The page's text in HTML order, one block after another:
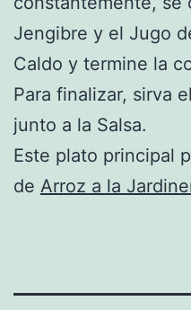
Jengibre y el Jugo
Caldo y termine la
Para finalizar, sirva
junto a la Salsa.
Este plato principal
de Arroz a la